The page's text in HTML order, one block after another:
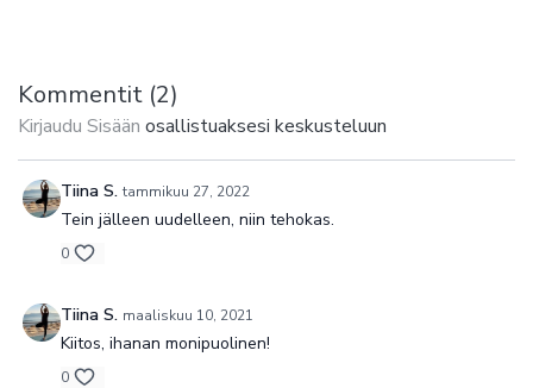
Kommentit (2)
Kirjaudu Sisään osallistuaksesi keskusteluun
Tiina S. tammikuu 27, 2022
Tein jälleen uudelleen, niin tehokas.
0
Tiina S. maaliskuu 10, 2021
Kiitos, ihanan monipuolinen!
0